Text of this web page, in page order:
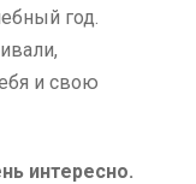
год.
и свою
интересно.